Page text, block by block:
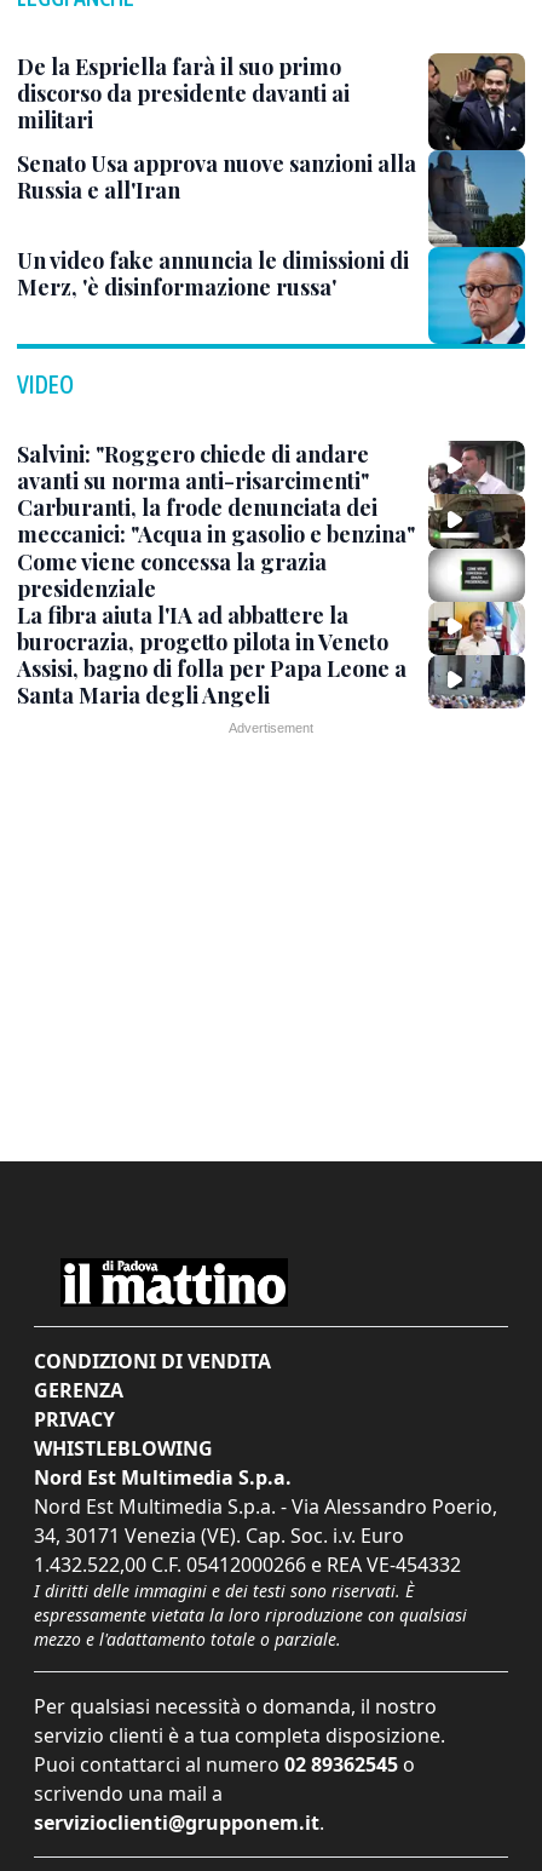
De la Espriella farà il suo primo
discorso da presidente davanti ai
militari
Senato Usa approva nuove sanzioni alla
Russia e all'Iran
Un video fake annuncia le dimissioni di
Merz, 'è disinformazione russa'
VIDEO
Salvini: "Roggero chiede di andare
avanti su norma anti-risarcimenti"
Carburanti, la frode denunciata dei
meccanici: "Acqua in gasolio e benzina"
Come viene concessa la grazia
presidenziale
La fibra aiuta l'IA ad abbattere la
burocrazia, progetto pilota in Veneto
Assisi, bagno di folla per Papa Leone a
Santa Maria degli Angeli
CONDIZIONI DI VENDITA
GERENZA
PRIVACY
WHISTLEBLOWING
Nord Est Multimedia S.p.a.
Nord Est Multimedia S.p.a. - Via Alessandro Poerio,
34, 30171 Venezia (VE). Cap. Soc. i.v. Euro
1.432.522,00 C.F. 05412000266 e REA VE-454332
I diritti delle immagini e dei testi sono riservati. È
espressamente vietata la loro riproduzione con qualsiasi
mezzo e l'adattamento totale o parziale.
Per qualsiasi necessità o domanda, il nostro
servizio clienti è a tua completa disposizione.
Puoi contattarci al numero 02 89362545 o
scrivendo una mail a
servizioclienti@grupponem.it.